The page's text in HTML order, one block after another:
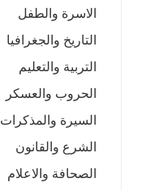
الاسرة والطفل
التاريخ والجغرافيا
التربية والتعليم
الحروب والعسكر
السيرة والمذكرات
الشرع والقانون
الصحافة والاعلام